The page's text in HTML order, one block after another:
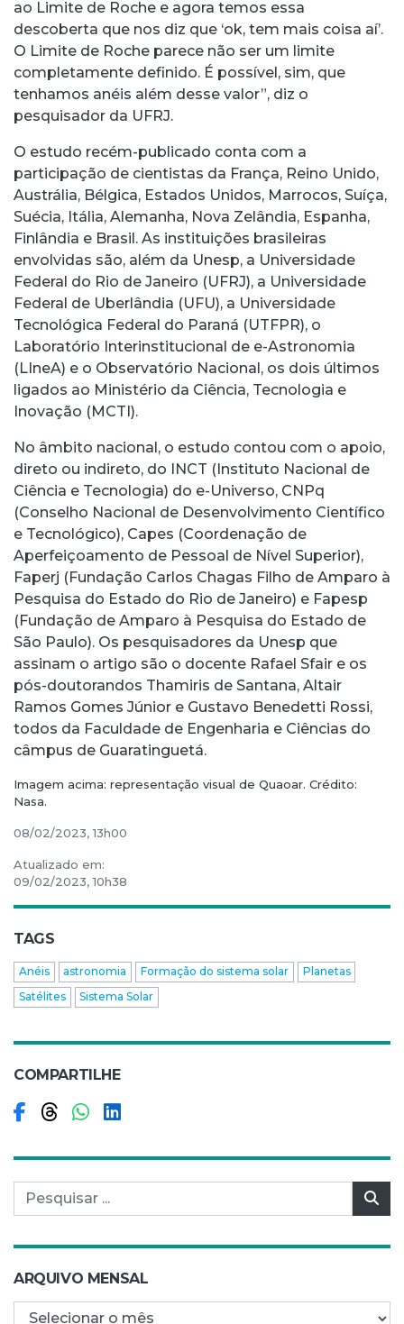
ao Limite de Roche e agora temos essa
descoberta que nos diz que ‘ok, tem mais coisa aí’.
O Limite de Roche parece não ser um limite
completamente definido. É possível, sim, que
tenhamos anéis além desse valor”, diz o
pesquisador da UFRJ.
O estudo recém-publicado conta com a
participação de cientistas da França, Reino Unido,
Austrália, Bélgica, Estados Unidos, Marrocos, Suíça,
Suécia, Itália, Alemanha, Nova Zelândia, Espanha,
Finlândia e Brasil. As instituições brasileiras
envolvidas são, além da Unesp, a Universidade
Federal do Rio de Janeiro (UFRJ), a Universidade
Federal de Uberlândia (UFU), a Universidade
Tecnológica Federal do Paraná (UTFPR), o
Laboratório Interinstitucional de e-Astronomia
(LIneA) e o Observatório Nacional, os dois últimos
ligados ao Ministério da Ciência, Tecnologia e
Inovação (MCTI).
No âmbito nacional, o estudo contou com o apoio,
direto ou indireto, do INCT (Instituto Nacional de
Ciência e Tecnologia) do e-Universo, CNPq
(Conselho Nacional de Desenvolvimento Científico
e Tecnológico), Capes (Coordenação de
Aperfeiçoamento de Pessoal de Nível Superior),
Faperj (Fundação Carlos Chagas Filho de Amparo à
Pesquisa do Estado do Rio de Janeiro) e Fapesp
(Fundação de Amparo à Pesquisa do Estado de
São Paulo). Os pesquisadores da Unesp que
assinam o artigo são o docente Rafael Sfair e os
pós-doutorandos Thamiris de Santana, Altair
Ramos Gomes Júnior e Gustavo Benedetti Rossi,
todos da Faculdade de Engenharia e Ciências do
câmpus de Guaratinguetá.
Imagem acima: representação visual de Quaoar. Crédito:
Nasa.
08/02/2023, 13h00
Atualizado em:
09/02/2023, 10h38
TAGS
Anéis astronomia Formação do sistema solar
Planetas
Satélites
Sistema Solar
COMPARTILHE
Compartilhar no Facebook
Compartilhar no Threads
Compartilhar no WhatsApp
Compartilhar no LinkedIn
Pesquisar por:
ARQUIVO MENSAL
Arquivo mensal